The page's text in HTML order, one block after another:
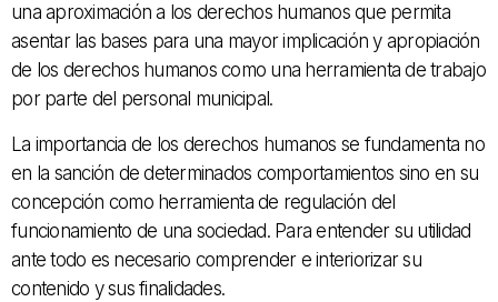
una aproximación a los derechos humanos que permita
asentar las bases para una mayor implicación y apropiación
de los derechos humanos como una herramienta de trabajo
por parte del personal municipal.
La importancia de los derechos humanos se fundamenta no
en la sanción de determinados comportamientos sino en su
concepción como herramienta de regulación del
funcionamiento de una sociedad. Para entender su utilidad
ante todo es necesario comprender e interiorizar su
contenido y sus finalidades.